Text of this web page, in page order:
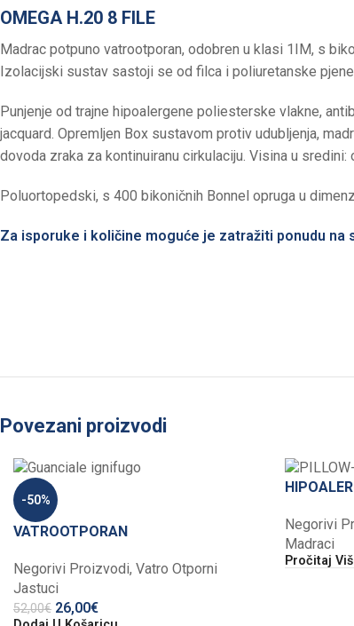
OMEGA H.20 8 FILE
Madrac potpuno vatrootporan, odobren u klasi 1IM, s
Izolacijski sustav sastoji se od filca i poliuretanske
Punjenje od trajne hipoalergene poliesterske vlakne,
jacquard. Opremljen Box sustavom protiv udubljenja,
dovoda zraka za kontinuiranu cirkulaciju. Visina u sredini:
Poluortopedski, s 400 bikoničnih Bonnel opruga u
Za isporuke i količine moguće je zatražiti ponudu na
Povezani proizvodi
-50%
VATROOTPORAN
Negorivi Proizvodi, Vatro Otporni
Jastuci
52,00€ 26,00€
Negorivi
Madraci
Pročitaj